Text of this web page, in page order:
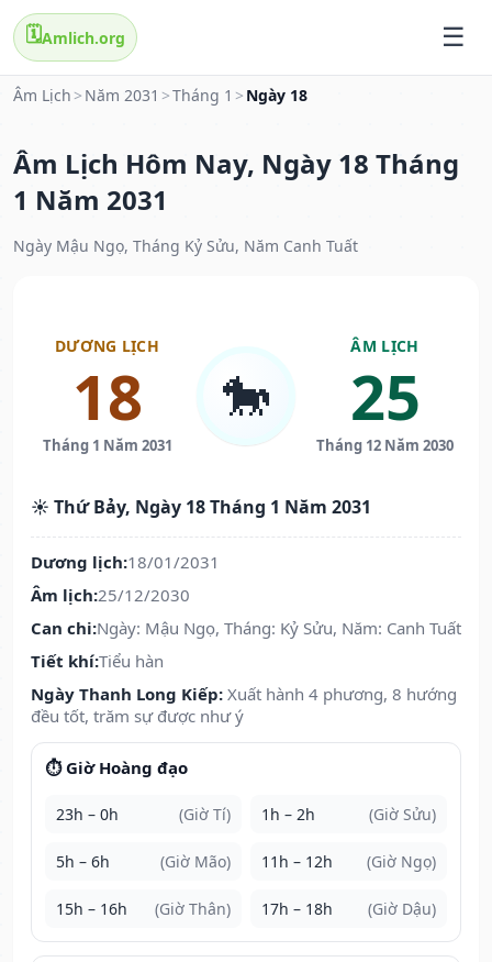
🗓️Amlich.org
Âm Lịch > Năm 2031 >Tháng 1 > Ngày 18
Âm Lịch Hôm Nay, Ngày 18 Tháng
1 Năm 2031
Ngày Mậu Ngọ, Tháng Kỷ Sửu, Năm Canh Tuất
DƯƠNG LỊCH
18
Tháng 1 Năm 2031
🐎
ÂM LỊCH
25
Tháng 12 Năm 2030
☀️ Thứ Bảy, Ngày 18 Tháng 1 Năm 2031
Dương lịch:18/01/2031
Âm lịch:25/12/2030
Can chi:Ngày: Mậu Ngọ, Tháng: Kỷ Sửu, Năm: Canh Tuất
Tiết khí:Tiểu hàn
Ngày Thanh Long Kiếp: Xuất hành 4 phương, 8 hướng
đều tốt, trăm sự được như ý
⏱️ Giờ Hoàng đạo
23h – 0h (Giờ Tí) 1h – 2h (Giờ Sửu)
5h – 6h (Giờ Mão) 11h – 12h (Giờ Ngọ)
15h – 16h (Giờ Thân) 17h – 18h (Giờ Dậu)